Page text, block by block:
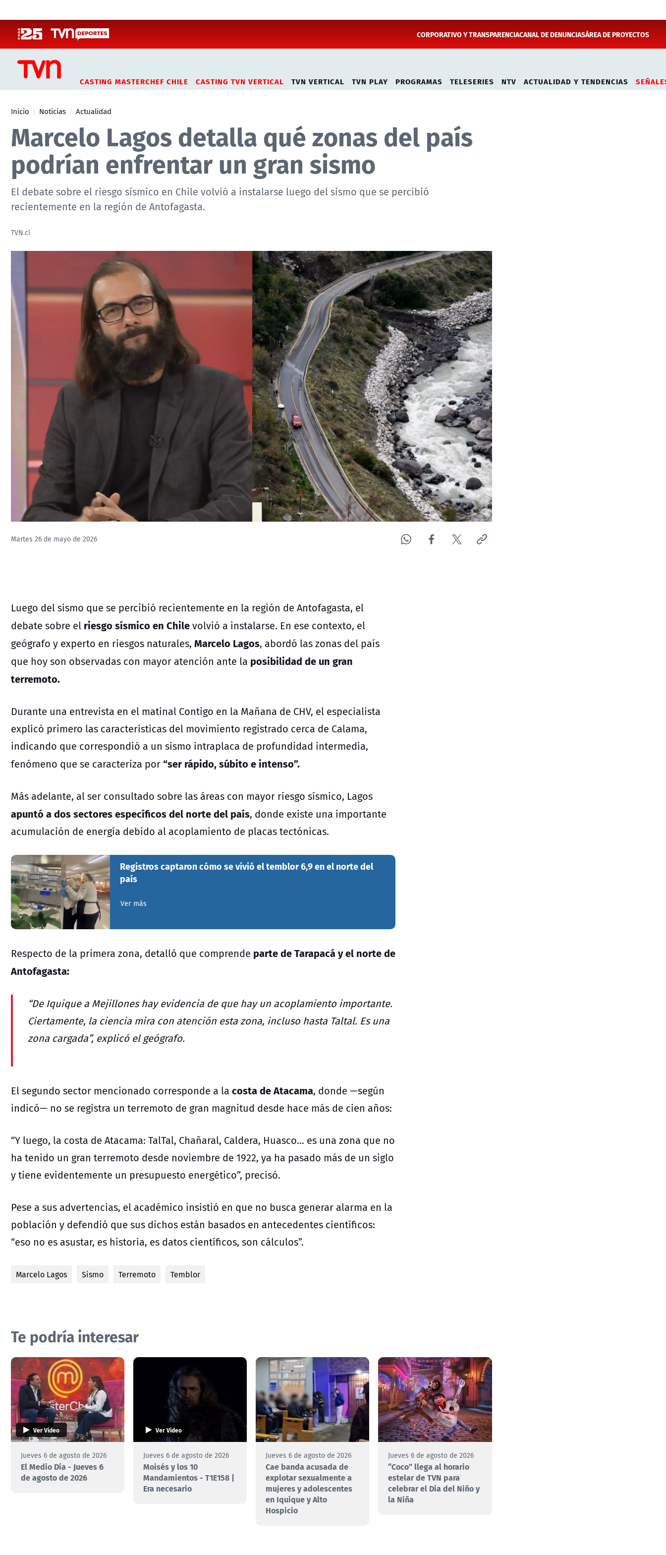
CORPORATIVO Y TRANSPARENCIACANAL DE DENUNCIASÁREA DE PROYECTOS
CASTING MASTERCHEF CHILE CASTING TVN VERTICAL TVN VERTICAL TVN PLAY PROGRAMAS TELESERIES NTV ACTUALIDAD Y TENDENCIAS
Inicio Noticias Actualidad
Marcelo Lagos detalla qué zonas del país
podrían enfrentar un gran sismo
El debate sobre el riesgo sísmico en Chile volvió a instalarse luego del sismo que se percibió
recientemente en la región de Antofagasta.
TVN.cl
Martes 26 de mayo de 2026
Luego del sismo que se percibió recientemente en la región de Antofagasta, el
debate sobre el riesgo sísmico en Chilevolvió a instalarse. En ese contexto, el
geógrafo y experto en riesgos naturales, Marcelo Lagos, abordó las zonas del país
que hoy son observadas con mayor atención ante la posibilidad de un gran
terremoto.
Durante una entrevista en el matinal Contigo en la Mañana de CHV, el especialista
explicó primero las características del movimiento registrado cerca de Calama,
indicando que correspondió a un sismo intraplaca de profundidad intermedia,
fenómeno que se caracteriza por“ser rápido, súbito e intenso”.
Más adelante, al ser consultado sobre las áreas con mayor riesgo sísmico, Lagos
apuntó a dos sectores específicos del norte del país, donde existe una importante
acumulación de energía debido al acoplamiento de placas tectónicas.
Registros captaron cómo se vivió el temblor 6,9 en el norte del
país
Ver más
Respecto de la primera zona, detalló que comprende parte de Tarapacá y el norte de
Antofagasta:
“De Iquique a Mejillones hay evidencia de que hay un acoplamiento importante.
Ciertamente, la ciencia mira con atención esta zona, incluso hasta Taltal. Es una
zona cargada”, explicó el geógrafo.
El segundo sector mencionado corresponde a la costa de Atacama, donde —según
indicó— no se registra un terremoto de gran magnitud desde hace más de cien años:
“Y luego, la costa de Atacama: TalTal, Chañaral, Caldera, Huasco… es una zona que no
ha tenido un gran terremoto desde noviembre de 1922, ya ha pasado más de un siglo
y tiene evidentemente un presupuesto energético”, precisó.
Pese a sus advertencias, el académico insistió en que no busca generar alarma en la
población y defendió que sus dichos están basados en antecedentes científicos:
“eso no es asustar, es historia, es datos científicos, son cálculos”.
Marcelo Lagos Sismo Terremoto Temblor
Te podría interesar
Ver Video
Jueves 6 de agosto de 2026
El Medio Día - Jueves 6
de agosto de 2026
Ver Video
Jueves 6 de agosto de 2026
Moisés y los 10
Mandamientos - T1E158 |
Era necesario
Jueves 6 de agosto de 2026
Cae banda acusada de
explotar sexualmente a
mujeres y adolescentes
en Iquique y Alto
Hospicio
Jueves 6 de agosto de 2026
“Coco” llega al horario
estelar de TVN para
celebrar el Día del Niño y
la Niña